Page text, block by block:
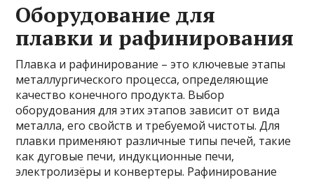
Оборудование для
плавки и рафинирования
Плавка и рафинирование – это ключевые этапы
металлургического процесса, определяющие
качество конечного продукта. Выбор
оборудования для этих этапов зависит от вида
металла, его свойств и требуемой чистоты. Для
плавки применяют различные типы печей, такие
как дуговые печи, индукционные печи,
электролизёры и конвертеры. Рафинирование